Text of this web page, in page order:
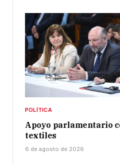
POLÍTICA
Apoyo parlamentario
textiles
6 de agosto de 2026